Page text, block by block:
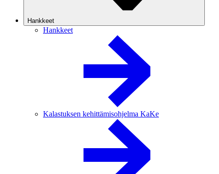
Hankkeet
Hankkeet
Kalastuksen kehittämisohjelma KaKe